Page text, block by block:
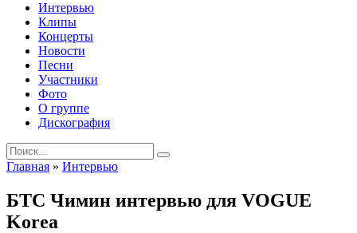
Интервью
Клипы
Концерты
Новости
Песни
Участники
Фото
О группе
Дискография
Search
for:
Главная » Интервью
БТС Чимин интервью для VOGUE
Korea